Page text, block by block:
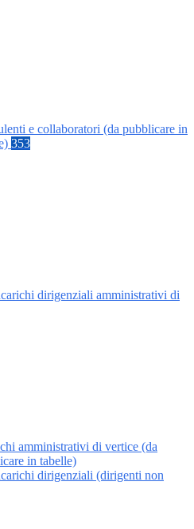
e collaboratori (da pubblicare in
353
dirigenziali amministrativi di
amministrativi di vertice (da
in tabelle)
dirigenziali (dirigenti non